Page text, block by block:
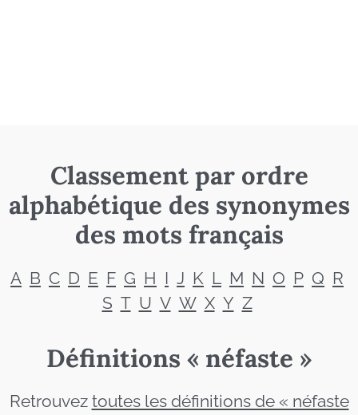
Classement par ordre
alphabétique des synonymes
des mots français
A B C D E F G H I J K L M N O P Q R
S T U V W X Y Z
Définitions « néfaste »
Retrouvez toutes les définitions de « néfaste